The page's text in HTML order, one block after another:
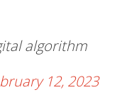
algorithm
12, 2023